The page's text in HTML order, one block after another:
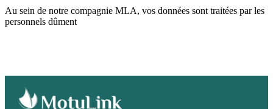
Au sein de notre compagnie MLA, vos données sont traitées par les
personnels dûment